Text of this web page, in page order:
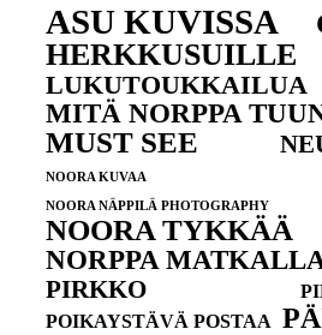
ASU KUVISSA
HERKKUSUILLE
LUKUTOUKKAILUA
MITÄ NORPPA
MUST SEE
NOORA KUVAA
NOORA NÄPPILÄ PHOTOGRAPHY
NOORA TYKKÄÄ
NORPPA
PIRKKO
POIKAYSTÄVÄ POSTAA